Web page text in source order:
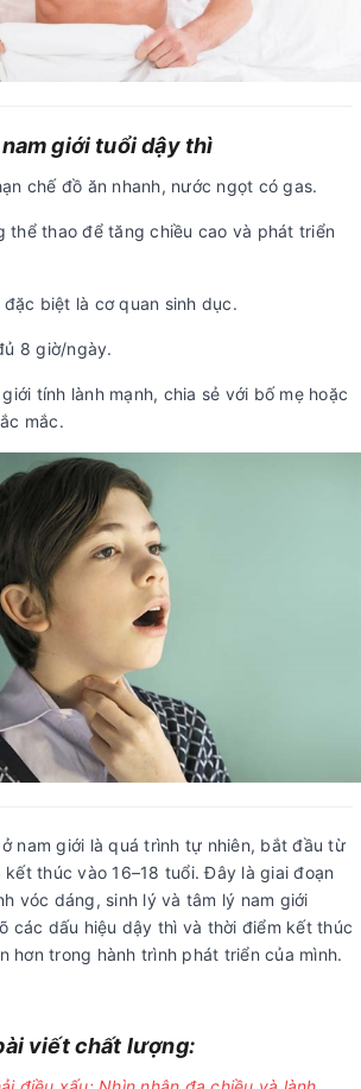
giới tuổi dậy thì
chế đồ ăn nhanh, nước ngọt có gas.
thể thao để tăng chiều cao và phát triển
biệt là cơ quan sinh dục.
8 giờ/ngày.
tính lành mạnh, chia sẻ với bố mẹ hoặc
mắc.
nam giới là quá trình tự nhiên, bắt đầu từ
kết thúc vào 16–18 tuổi. Đây là giai đoạn
vóc dáng, sinh lý và tâm lý nam giới
các dấu hiệu dậy thì và thời điểm kết thúc
hơn trong hành trình phát triển của mình.
viết chất lượng: